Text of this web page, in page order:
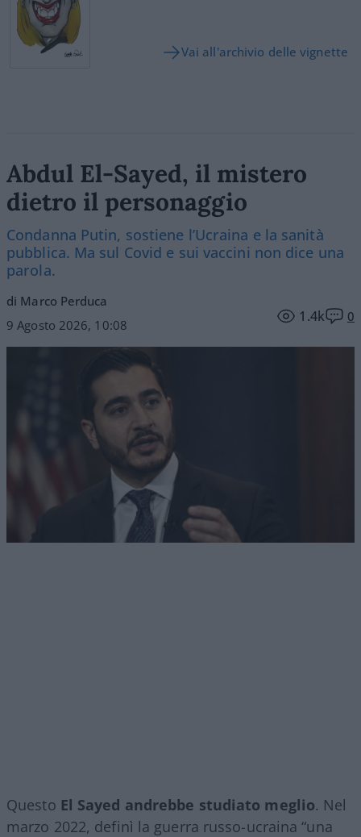
Vai all'archivio delle vignette
Abdul El-Sayed, il mistero
dietro il personaggio
Condanna Putin, sostiene l’Ucraina e la sanità
pubblica. Ma sul Covid e sui vaccini non dice una
parola.
di Marco Perduca
9 Agosto 2026, 10:08
1.4k 0
Questo El Sayed andrebbe studiato meglio. Nel
marzo 2022, definì la guerra russo-ucraina “una